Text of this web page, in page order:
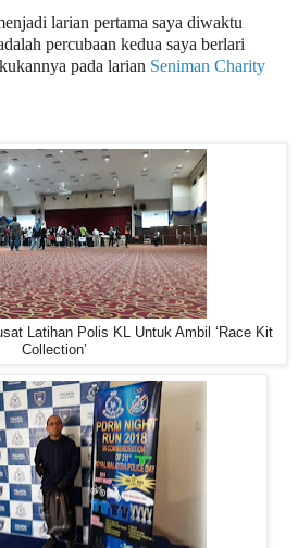
larian pertama saya diwaktu
percubaan kedua saya berlari
pada larian Seniman Charity
Latihan Polis KL Untuk Ambil ‘Race Kit
Collection’